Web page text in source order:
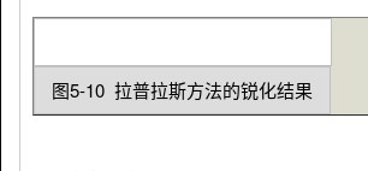
//计算加权平均
inputW + l];
pDocNew->SetModifiedFlag(TRUE);
Invalidate();
}
图5-10 拉普拉斯方法的锐化结果